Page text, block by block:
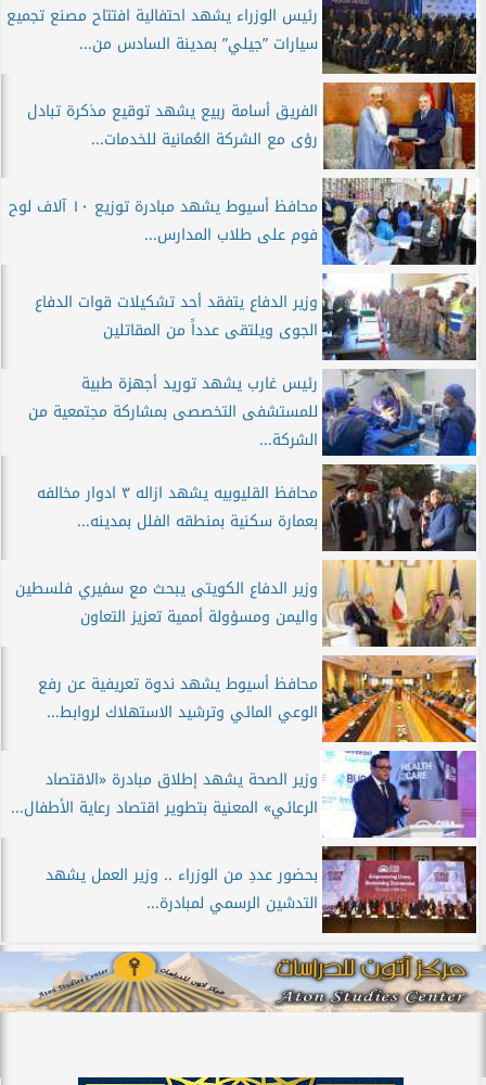
رئيس الوزراء يشهد احتفالية افتتاح مصنع تجميع
سيارات ”جيلي” بمدينة السادس من...
الفريق أسامة ربيع يشهد توقيع مذكرة تبادل
رؤى مع الشركة العُمانية للخدمات...
محافظ أسيوط يشهد مبادرة توزيع ١٠ آلاف لوح
فوم على طلاب المدارس...
وزير الدفاع يتفقد أحد تشكيلات قوات الدفاع
الجوى ويلتقى عدداً من المقاتلين
رئيس غارب يشهد توريد أجهزة طبية
للمستشفى التخصصى بمشاركة مجتمعية من
الشركة...
محافظ القليوبيه يشهد ازاله ٣ ادوار مخالفه
بعمارة سكنية بمنطقه الفلل بمدينه...
وزير الدفاع الكويتى يبحث مع سفيري فلسطين
واليمن ومسؤولة أممية تعزيز التعاون
محافظ أسيوط يشهد ندوة تعريفية عن رفع
الوعي المائي وترشيد الاستهلاك لروابط...
وزير الصحة يشهد إطلاق مبادرة «الاقتصاد
الرعائي» المعنية بتطوير اقتصاد رعاية الأطفال...
بحضور عددِ من الوزراء .. وزير العمل يشهد
التدشين الرسمي لمبادرة...